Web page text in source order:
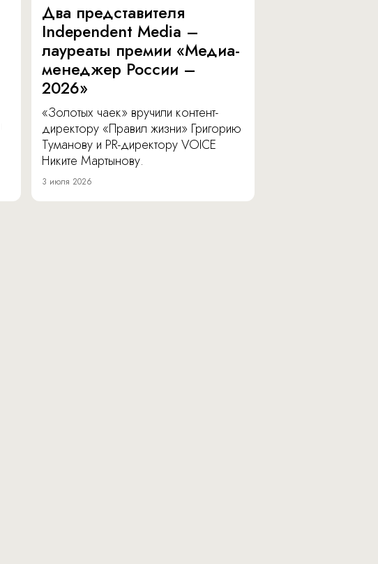
Два представителя
Independent Media –
лауреаты премии «Медиа-
менеджер России –
2026»
«Золотых чаек» вручили контент-
директору «Правил жизни» Григорию
Туманову и PR-директору VOICE
Никите Мартынову.
3 июля 2026